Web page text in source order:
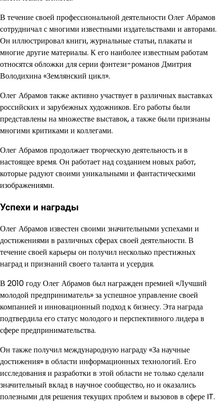
В течение своей профессиональной деятельности Олег Абрамов
сотрудничал с многими известными издательствами и авторами.
Он иллюстрировал книги, журнальные статьи, плакаты и
многие другие материалы. К его наиболее известным работам
относятся обложки для серии фэнтези-романов Дмитрия
Володихина «Землянский цикл».
Олег Абрамов также активно участвует в различных выставках
российских и зарубежных художников. Его работы были
представлены на множестве выставок, а также были признаны
многими критиками и коллегами.
Олег Абрамов продолжает творческую деятельность и в
настоящее время. Он работает над созданием новых работ,
которые радуют своими уникальными и фантастическими
изображениями.
Успехи и награды
Олег Абрамов известен своими значительными успехами и
достижениями в различных сферах своей деятельности. В
течение своей карьеры он получил несколько престижных
наград и признаний своего таланта и усердия.
В 2010 году Олег Абрамов был награжден премией «Лучший
молодой предприниматель» за успешное управление своей
компанией и инновационный подход к бизнесу. Эта награда
подтвердила его статус молодого и перспективного лидера в
сфере предпринимательства.
Он также получил международную награду «За научные
достижения» в области информационных технологий. Его
исследования и разработки в этой области не только сделали
значительный вклад в научное сообщество, но и оказались
полезными для решения текущих проблем и вызовов в сфере IT.